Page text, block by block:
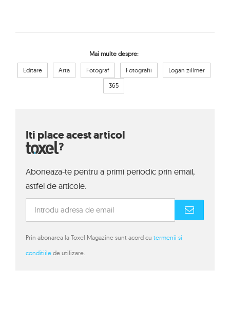
Mai multe despre:
Editare Arta Fotograf Fotografii
Logan zillmer
365
Iti place acest articol
?
Aboneaza-te pentru a primi periodic prin email,
astfel de articole.
Prin abonarea la Toxel Magazine sunt acord cu termenii si
conditiile de utilizare.